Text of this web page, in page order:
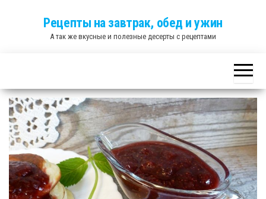
Рецепты на завтрак, обед и ужин
А так же вкусные и полезные десерты с рецептами